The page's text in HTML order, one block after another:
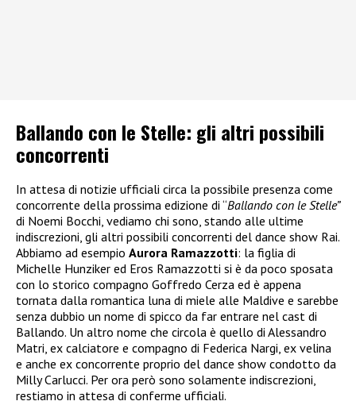
Ballando con le Stelle: gli altri possibili
concorrenti
In attesa di notizie ufficiali circa la possibile presenza come
concorrente della prossima edizione di “Ballando con le Stelle”
di Noemi Bocchi, vediamo chi sono, stando alle ultime
indiscrezioni, gli altri possibili concorrenti del dance show Rai.
Abbiamo ad esempio Aurora Ramazzotti: la figlia di
Michelle Hunziker ed Eros Ramazzotti si è da poco sposata
con lo storico compagno Goffredo Cerza ed è appena
tornata dalla romantica luna di miele alle Maldive e sarebbe
senza dubbio un nome di spicco da far entrare nel cast di
Ballando. Un altro nome che circola è quello di Alessandro
Matri, ex calciatore e compagno di Federica Nargi, ex velina
e anche ex concorrente proprio del dance show condotto da
Milly Carlucci. Per ora però sono solamente indiscrezioni,
restiamo in attesa di conferme ufficiali.